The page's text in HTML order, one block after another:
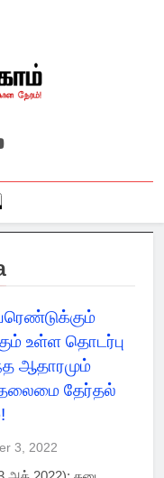
உள்ள தொடர்பு
ஆதாரமும்
தேர்தல்
3, 2022